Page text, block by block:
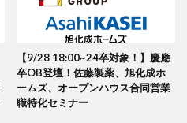
【9/28 18:00~24卒対象！】慶應
卒OB登壇！佐藤製薬、旭化成ホ
ームズ、オープンハウス合同営業
職特化セミナー